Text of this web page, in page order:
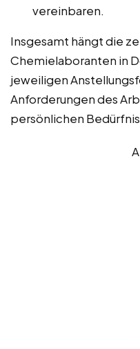
vereinbaren.
Insgesamt hängt die
Chemielaboranten in
jeweiligen
Anforderungen des
persönlichen